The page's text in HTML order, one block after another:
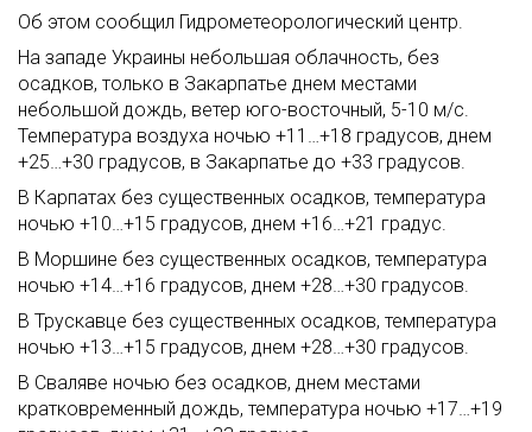
Об этом сообщил Гидрометеорологический центр.
На западе Украины небольшая облачность, без
осадков, только в Закарпатье днем местами
небольшой дождь, ветер юго-восточный, 5-10 м/с.
Температура воздуха ночью +11…+18 градусов, днем
+25…+30 градусов, в Закарпатье до +33 градусов.
В Карпатах без существенных осадков, температура
ночью +10…+15 градусов, днем +16…+21 градус.
В Моршине без существенных осадков, температура
ночью +14…+16 градусов, днем +28…+30 градусов.
В Трускавце без существенных осадков, температура
ночью +13…+15 градусов, днем +28…+30 градусов.
В Сваляве ночью без осадков, днем местами
кратковременный дождь, температура ночью +17…+19